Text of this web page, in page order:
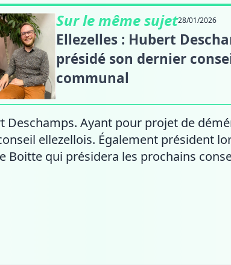
Sur le même sujet28/01/2026
Ellezelles : Hubert
présidé son dernier
communal
Deschamps. Ayant pour projet de
ellezellois. Également président
qui présidera les prochains